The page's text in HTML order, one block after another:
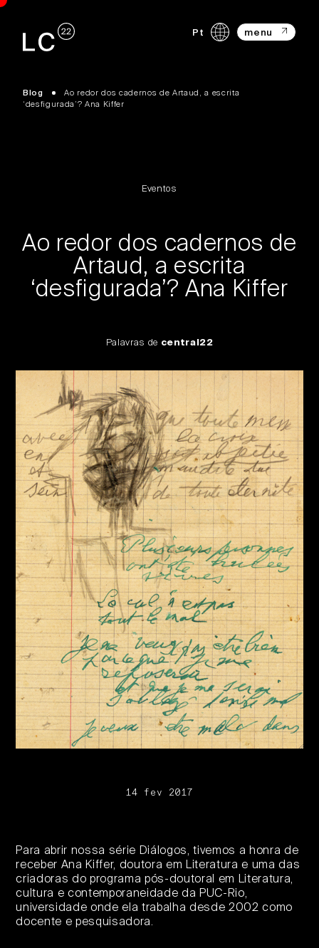
Pt menu
Blog
Ao redor dos cadernos de Artaud, a escrita
‘desfigurada’? Ana Kiffer
Eventos
Ao redor dos cadernos de
Artaud, a escrita
‘desfigurada’? Ana Kiffer
Palavras de central22
14 fev 2017
Para abrir nossa série Diálogos, tivemos a honra de
receber Ana Kiffer, doutora em Literatura e uma das
criadoras do programa pós-doutoral em Literatura,
cultura e contemporaneidade da PUC-Rio,
universidade onde ela trabalha desde 2002 como
docente e pesquisadora.